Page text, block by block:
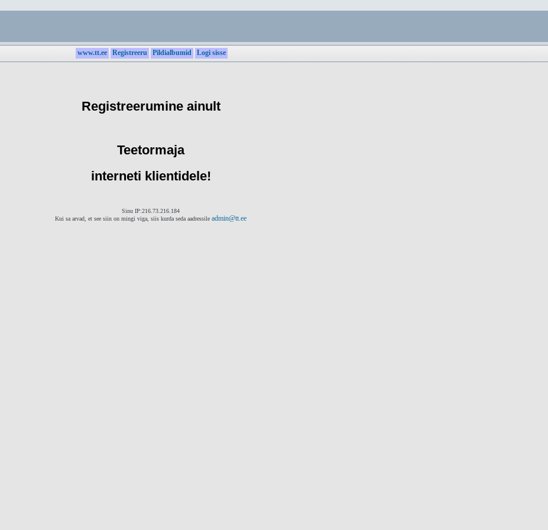
www.tt.ee Registreeru Pildialbumid Logi sisse
Registreerumine ainult
Teetormaja
interneti klientidele!
Sinu IP:216.73.216.184
Kui sa arvad, et see siin on mingi viga, siis kurda seda aadressile admin@tt.ee